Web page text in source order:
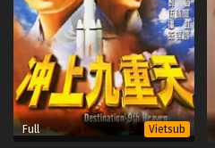
Full Vietsub